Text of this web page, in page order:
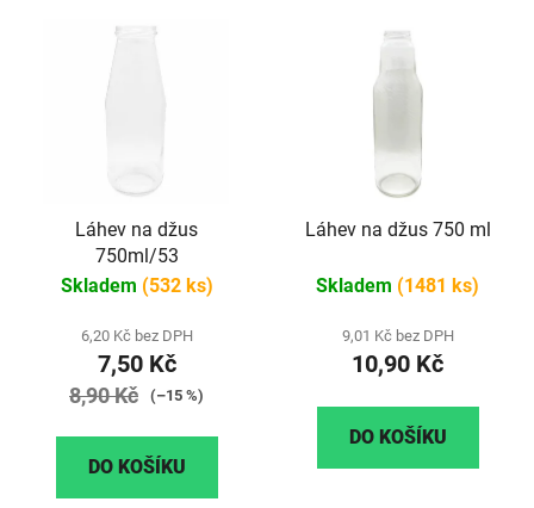
Láhev na džus
750ml/53
Skladem (532 ks)
6,20 Kč bez DPH
7,50 Kč
8,90 Kč (–15 %)
DO KOŠÍKU
Láhev na džus 750 ml
Skladem (1481 ks)
9,01 Kč bez DPH
10,90 Kč
DO KOŠÍKU